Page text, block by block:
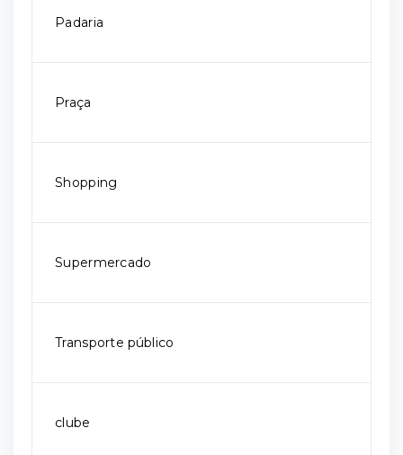
Padaria
Praça
Shopping
Supermercado
Transporte público
clube